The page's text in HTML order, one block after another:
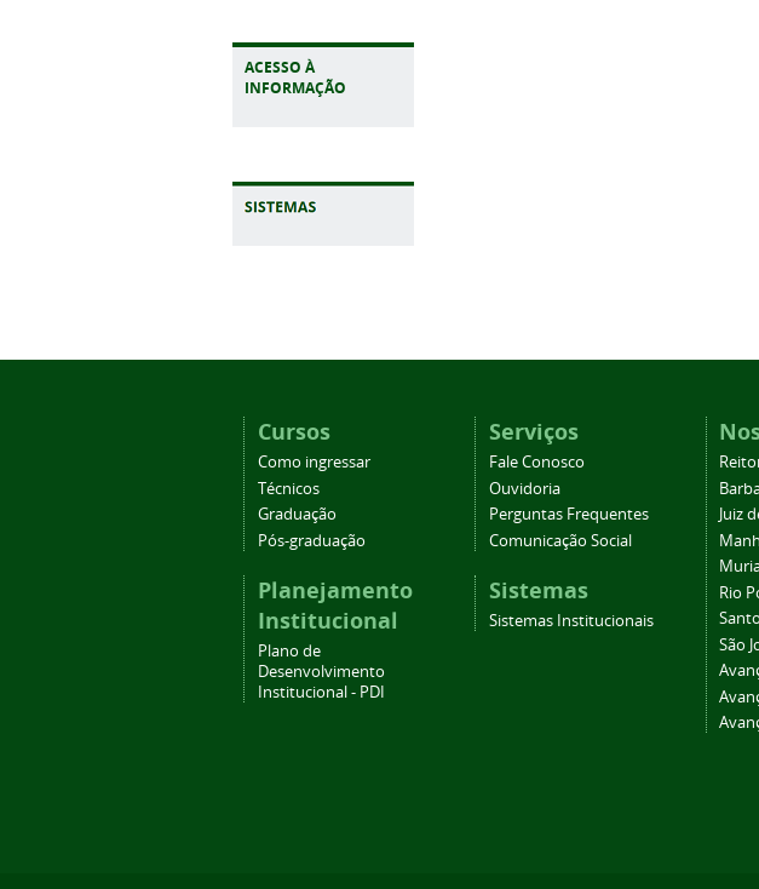
ACESSO À
INFORMAÇÃO
Cursos
Como ingressar
Técnicos
Graduação
Pós-graduação
Planejamento
Institucional
Plano de
Desenvolvimento
Institucional - PDI
Serviços
Fale Conosco
Ouvidoria
Perguntas Frequentes
Comunicação Social
Sistemas
Sistemas Institucionais
Juiz
Rio
São